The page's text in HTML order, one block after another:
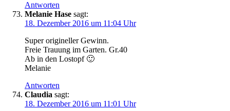
Antworten
Melanie Hase sagt:
18. Dezember 2016 um 11:04 Uhr
Super origineller Gewinn.
Freie Trauung im Garten. Gr.40
Ab in den Lostopf 🙂
Melanie
Antworten
Claudia sagt:
18. Dezember 2016 um 11:01 Uhr